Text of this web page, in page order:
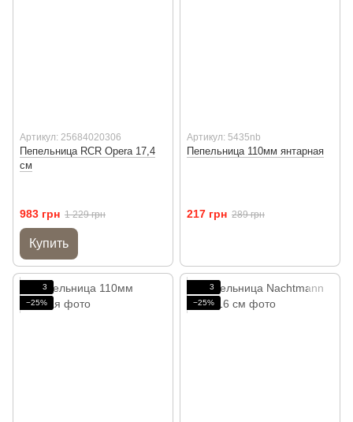
Артикул: 25684020306
Пепельница RCR Opera 17,4
см
983 грн 1 229 грн
Купить
Артикул: 5435nb
Пепельница 110мм янтарная
217 грн 289 грн
3
−25%
3
−25%